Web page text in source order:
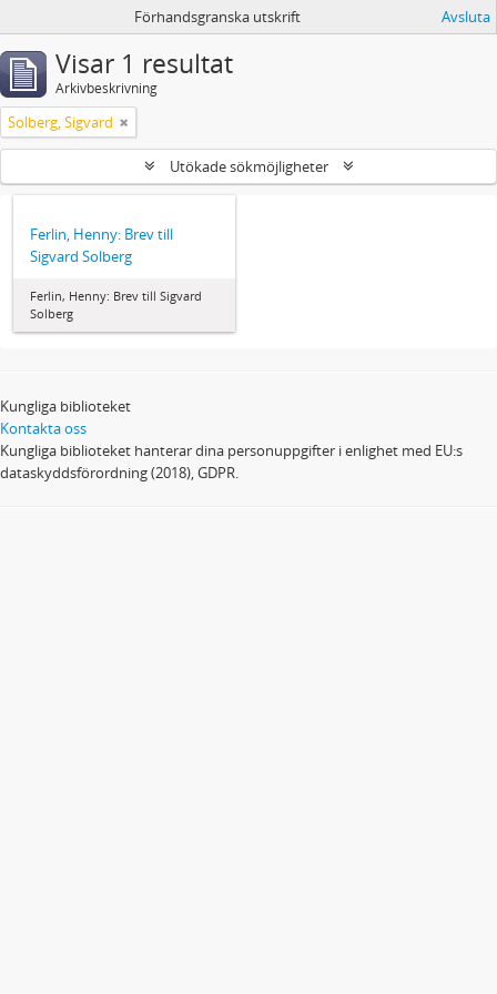
Förhandsgranska utskrift Avsluta
Visar 1 resultat
Arkivbeskrivning
Solberg, Sigvard
Utökade sökmöjligheter
Ferlin, Henny: Brev till
Sigvard Solberg
Ferlin, Henny: Brev till Sigvard
Solberg
Kungliga biblioteket
Kontakta oss
Kungliga biblioteket hanterar dina personuppgifter i enlighet med EU:s
dataskyddsförordning (2018), GDPR.